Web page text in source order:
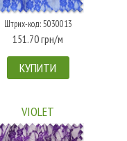
Штрих-код: 5030013
151.70 грн/м
КУПИТИ
VIOLET